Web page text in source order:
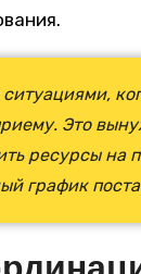
Это
ресурсы
график